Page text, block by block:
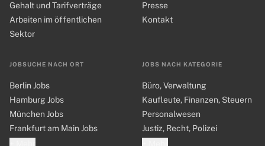
Gehalt und Tarifverträge
Arbeiten im öffentlichen
Sektor
JOBSUCHE NACH ORT
Berlin Jobs
Hamburg Jobs
München Jobs
Frankfurt am Main Jobs
JOBS NACH KATEGORIE
Büro, Verwaltung
Kaufleute, Finanzen, Steuern
Personalwesen
Justiz, Recht, Polizei
Presse
Kontakt